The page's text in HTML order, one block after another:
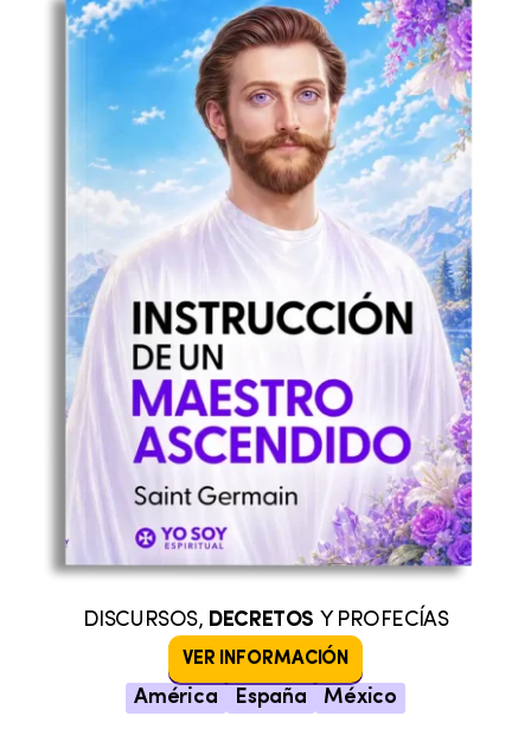
DISCURSOS, DECRETOS Y PROFECÍAS
VER INFORMACIÓN
América España México